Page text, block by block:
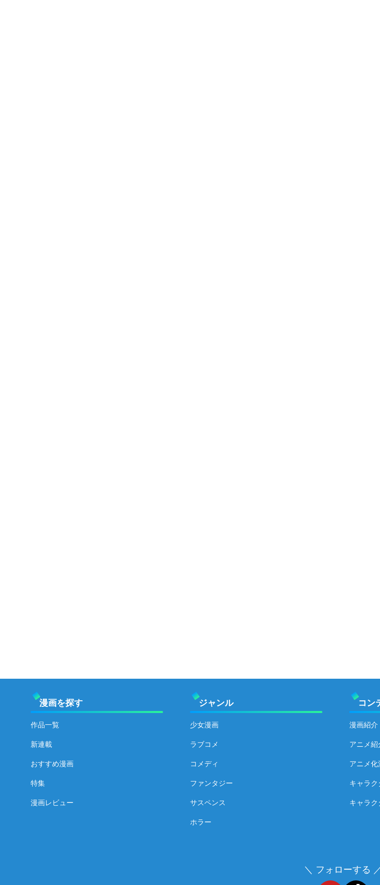
漫画を探す
作品一覧
新連載
おすすめ漫画
特集
漫画レビュー
ジャンル
少女漫画
ラブコメ
コメディ
ファンタジー
サスペンス
ホラー
コン
漫画紹介
アニメ紹
アニメ化
キャラク
キャラク
＼ フォローする